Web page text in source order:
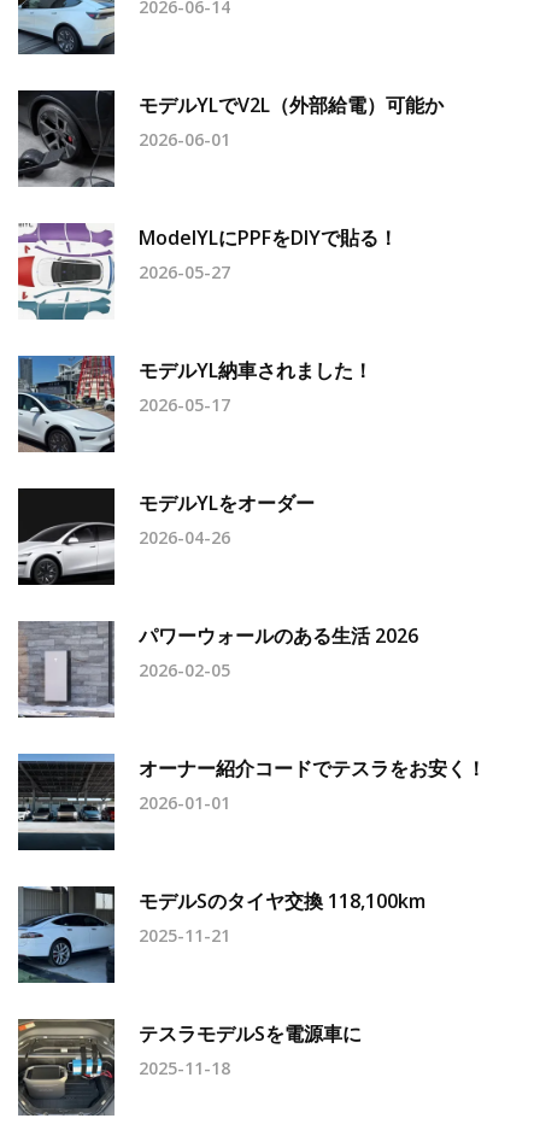
2026-06-14
モデルYLでV2L（外部給電）可能か
2026-06-01
ModelYLにPPFをDIYで貼る！
2026-05-27
モデルYL納車されました！
2026-05-17
モデルYLをオーダー
2026-04-26
パワーウォールのある生活 2026
2026-02-05
オーナー紹介コードでテスラをお安く！
2026-01-01
モデルSのタイヤ交換 118,100km
2025-11-21
テスラモデルSを電源車に
2025-11-18